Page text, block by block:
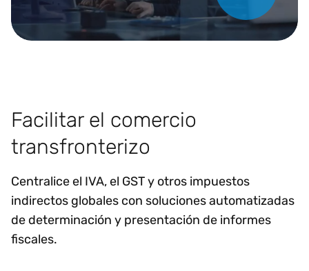
Facilitar el comercio
transfronterizo
Centralice el IVA, el GST y otros impuestos
indirectos globales con soluciones automatizadas
de determinación y presentación de informes
fiscales.